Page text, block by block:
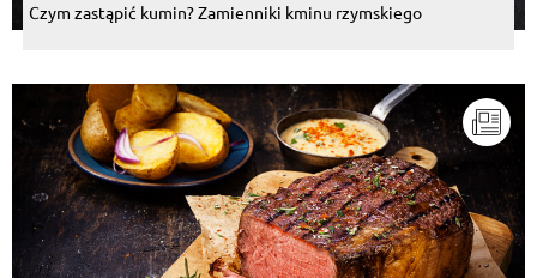
Czym zastąpić kumin? Zamienniki kminu rzymskiego